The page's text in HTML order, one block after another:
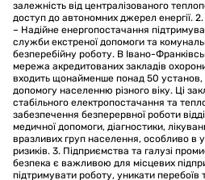
залежність від централізованого
доступ до автономних джерел енергії.
– Надійне енергопостачання
служби екстреної допомоги та
безперебійну роботу. В Івано-
мережа акредитованих закладів
входить щонайменше понад 50
допомогу населенню різного віку. Ці
стабільного електропостачання та
забезпечення безперервної роботи
медичної допомоги, діагностики,
вразливих груп населення, особливо в
ризиків. 3. Підприємства та галузі
безпека є важливою для місцевих
підтримувати роботу, уникати перебоїв